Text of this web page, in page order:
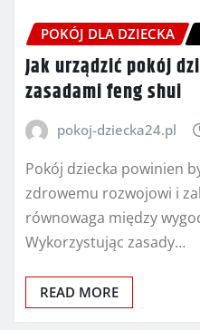
POKÓJ DLA DZIECKA
Jak urządzić pokój
zasadami feng shui
pokoj-dziecka24.pl
Pokój dziecka powinien
zdrowemu rozwojowi i
równowaga między
Wykorzystując zasady…
READ MORE